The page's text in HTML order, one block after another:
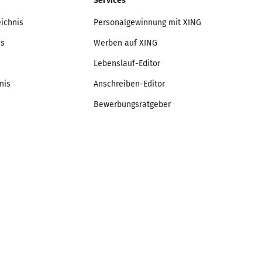
Personalgewinnung mit XING
Werben auf XING
Lebenslauf-Editor
Anschreiben-Editor
Bewerbungsratgeber